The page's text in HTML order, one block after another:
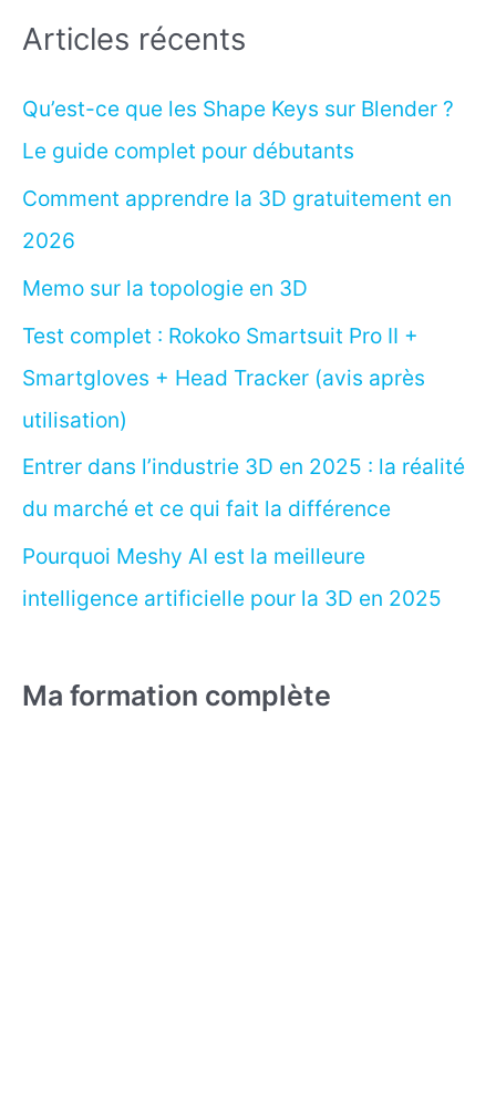
Articles récents
Qu’est-ce que les Shape Keys sur Blender ?
Le guide complet pour débutants
Comment apprendre la 3D gratuitement en
2026
Memo sur la topologie en 3D
Test complet : Rokoko Smartsuit Pro II +
Smartgloves + Head Tracker (avis après
utilisation)
Entrer dans l’industrie 3D en 2025 : la réalité
du marché et ce qui fait la différence
Pourquoi Meshy AI est la meilleure
intelligence artificielle pour la 3D en 2025
Ma formation complète